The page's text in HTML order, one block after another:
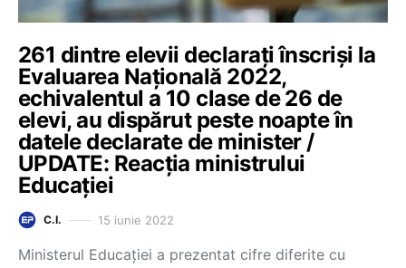
261 dintre elevii declarați înscriși la
Evaluarea Națională 2022,
echivalentul a 10 clase de 26 de
elevi, au dispărut peste noapte în
datele declarate de minister /
UPDATE: Reacția ministrului
Educației
C.I. 15 iunie 2022
Ministerul Educației a prezentat cifre diferite cu